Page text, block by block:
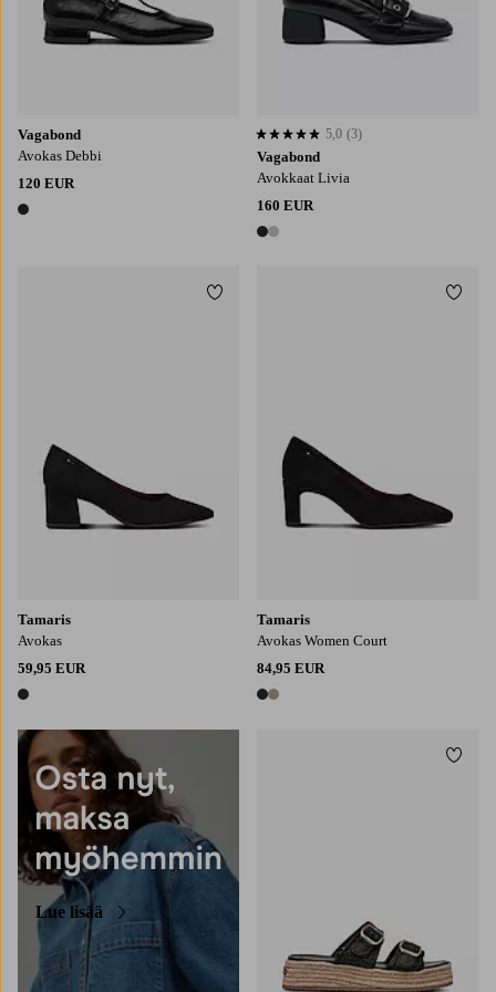
Vagabond
Avokas Debbi
120 EUR
1 väri
Vagabond
Avokkaat Livia
160 EUR
2 värejä
5,0 perustuen 3 arvosanaan
5,0 (3)
Tamaris
Avokas
59,95 EUR
1 väri
Lisää suosikkeihin
Tamaris
Avokas Women Court
84,95 EUR
2 värejä
Lue lisää